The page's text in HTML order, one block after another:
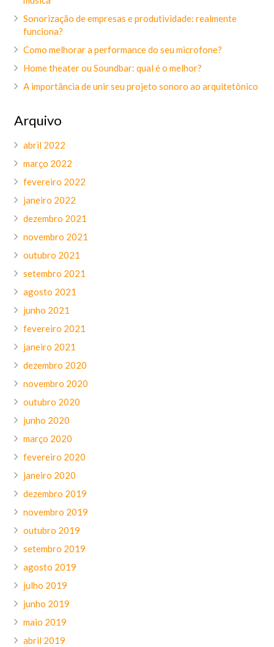
Sonorização de empresas e produtividade: realmente
funciona?
Como melhorar a performance do seu microfone?
Home theater ou Soundbar: qual é o melhor?
A importância de unir seu projeto sonoro ao arquitetônico
Arquivo
abril 2022
março 2022
fevereiro 2022
janeiro 2022
dezembro 2021
novembro 2021
outubro 2021
setembro 2021
agosto 2021
junho 2021
fevereiro 2021
janeiro 2021
dezembro 2020
novembro 2020
outubro 2020
junho 2020
março 2020
fevereiro 2020
janeiro 2020
dezembro 2019
novembro 2019
outubro 2019
setembro 2019
agosto 2019
julho 2019
junho 2019
maio 2019
abril 2019